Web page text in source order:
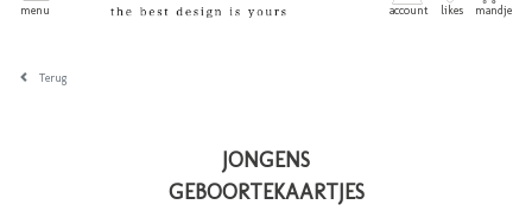
menu account likes mandje
Terug
JONGENS
GEBOORTEKAARTJES